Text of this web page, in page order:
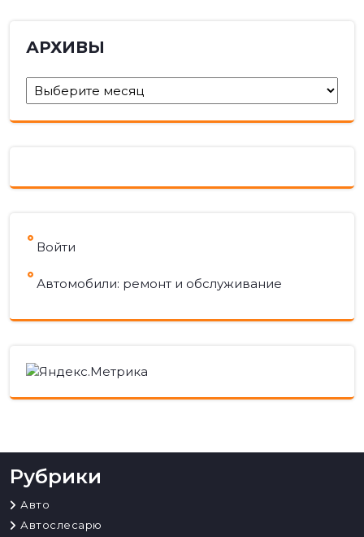
АРХИВЫ
Архивы
Войти
Автомобили: ремонт и обслуживание
Рубрики
Авто
Автослесарю